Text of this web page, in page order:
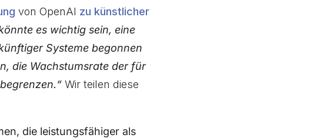
von OpenAI zu künstlicher
es wichtig sein, eine
Systeme begonnen
die Wachstumsrate der für
Wir teilen diese
die leistungsfähiger als